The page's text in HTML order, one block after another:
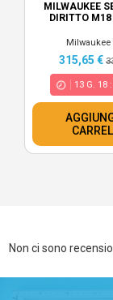
MILWAUKEE
DIRITTO
Milwaukee
315,65 €
13 G. 18 :
Non ci sono